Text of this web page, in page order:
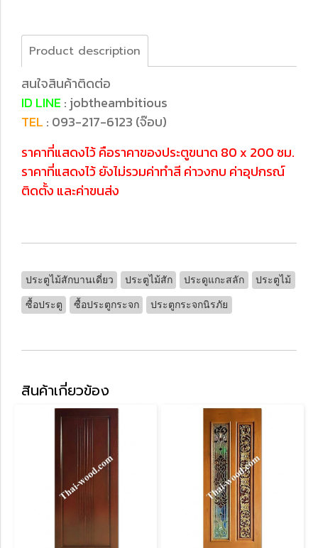
Product description
สนใจสินค้าติดต่อ
ID LINE : jobtheambitious
TEL : 093-217-6123 (จ๊อบ)
ราคาที่แสดงไว้ คือราคาของประตูขนาด 80 x 200 ซม.
ราคาที่แสดงไว้ ยังไม่รวมค่าทำสี ค่าวงกบ ค่าอุปกรณ์
ติดตั้ง และค่าขนส่ง
ประตูไม้สักบานเดี่ยว ประตูไม้สัก ประดูแกะสลัก ประตูไม้
ซื้อประตู ซื้อประตูกระจก ประตูกระจกนิรภัย
สินค้าเกี่ยวข้อง